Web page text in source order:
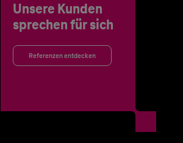
Unsere Kunden
sprechen für sich
Referenzen entdecken